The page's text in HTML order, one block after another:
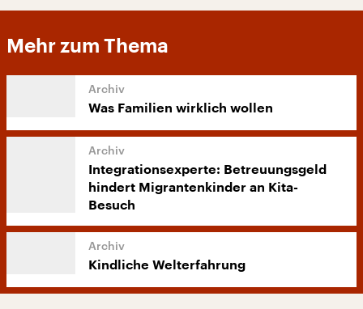
Mehr zum Thema
Was Familien wirklich wollen
Integrationsexperte: Betreuungsgeld
hindert Migrantenkinder an Kita-
Besuch
Kindliche Welterfahrung